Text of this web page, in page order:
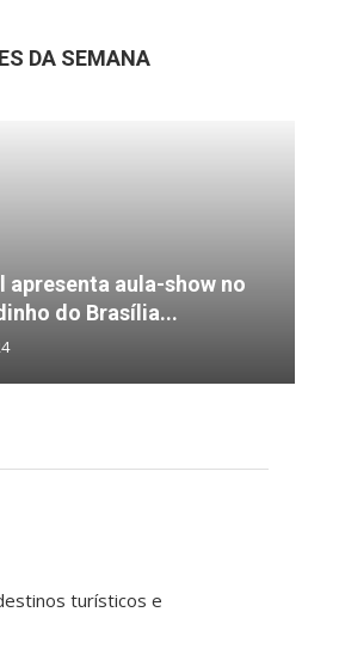
DA SEMANA
apresenta aula-show no
do Brasília...
turísticos e